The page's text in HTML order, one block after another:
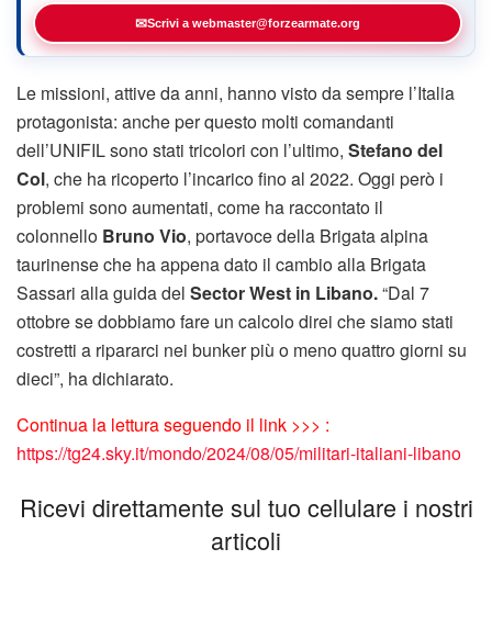
✉Scrivi a webmaster@forzearmate.org
Le missioni, attive da anni, hanno visto da sempre l’Italia
protagonista: anche per questo molti comandanti
dell’UNIFIL sono stati tricolori con l’ultimo, Stefano del
Col, che ha ricoperto l’incarico fino al 2022. Oggi però i
problemi sono aumentati, come ha raccontato il
colonnello Bruno Vio, portavoce della Brigata alpina
taurinense che ha appena dato il cambio alla Brigata
Sassari alla guida del Sector West in Libano.“Dal 7
ottobre se dobbiamo fare un calcolo direi che siamo stati
costretti a ripararci nei bunker più o meno quattro giorni su
dieci”, ha dichiarato.
Continua la lettura seguendo il link >>> :
https://tg24.sky.it/mondo/2024/08/05/militari-italiani-libano
Ricevi direttamente sul tuo cellulare i nostri
articoli